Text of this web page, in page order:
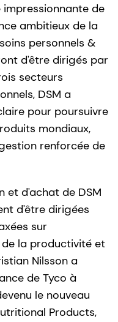
de
ambitieux de la
personnels &
d'être dirigés par
secteurs
DSM a
pour poursuivre
mondiaux,
renforcée de
et d'achat de DSM
d'être dirigées
sur
la productivité et
Nilsson a
de Tyco à
le nouveau
Products,